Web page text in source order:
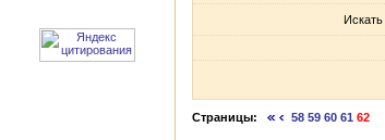
Страницы: 58 59 60 61 62